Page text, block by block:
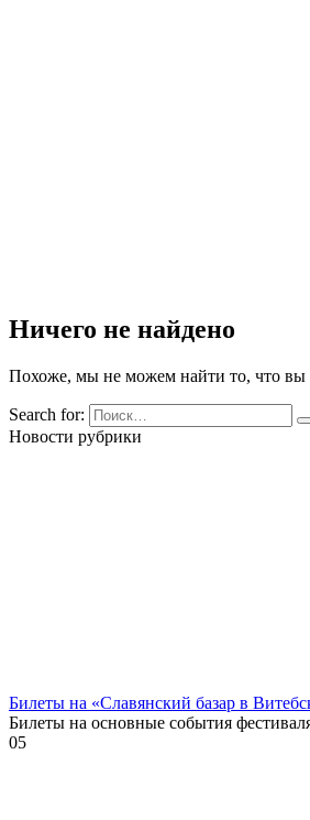
Ничего не найдено
Похоже, мы не можем найти то, что
Search for:
Новости рубрики
Билеты на «Славянский базар в
Билеты на основные события
05